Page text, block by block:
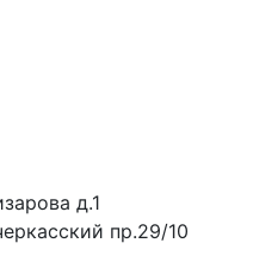
д.1
пр.29/10